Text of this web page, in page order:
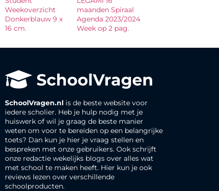
Weekoverzicht
Donkerblauw 9 x
16 cm.
maanden Spiraal
Agenda 2023/2024
Week op 2 pag.
SchoolVragen.nl is de beste website voor
iedere scholier. Heb je hulp nodig met je
huiswerk of wil je graag de beste manier
weten om voor te bereiden op een belangrijke
toets? Dan kun je hier je vraag stellen en
bespreken met onze gebruikers. Ook schrijft
onze redactie wekelijks blogs over alles wat
met school te maken heeft. Hier kun je ook
reviews lezen over verschillende
schoolproducten.